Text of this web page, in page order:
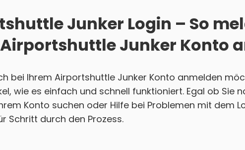
Junker Login – So
Junker Konto
bei Ihrem Airportshuttle Junker Konto anmelden
wie es einfach und schnell funktioniert. Egal ob Sie
Konto suchen oder Hilfe bei Problemen mit dem
Schritt durch den Prozess.